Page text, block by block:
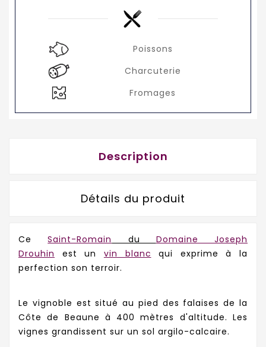
Poissons
Charcuterie
Fromages
Description
Détails du produit
CeSaint-Romain du Domaine Joseph
Drouhin est un vin blanc qui exprime à la
perfection son terroir.
Le vignoble est situé au pied des falaises de la
Côte de Beaune à 400 mètres d'altitude. Les
vignes grandissent sur un sol argilo-calcaire.